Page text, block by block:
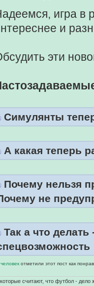
игра в
и
эти
Симулянты
А какая теперь
Почему нельзя
не
Так а что
отметили этот пост как
считают, что футбол -